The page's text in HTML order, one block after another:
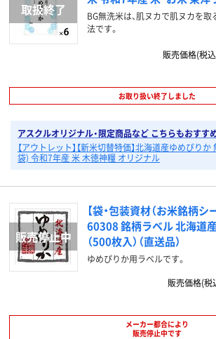
BG無洗米は、肌ヌカで肌ヌカを取
法です。
販売価格(税
お取り扱い終了しました
アスクルオリジナル・限定商品など こちらもおすす
【アウトレット】【新米切替特価】北海道産ゆめぴり
袋) 令和7年産 米 木徳神糧 オリジナル
【袋・包装資材（お米銘柄シ
60308 銘柄ラベル 北海道
（500枚入）（直送品）
ゆめぴりか用ラベルです。
販売価格(税
メーカー都合により
販売停止中です